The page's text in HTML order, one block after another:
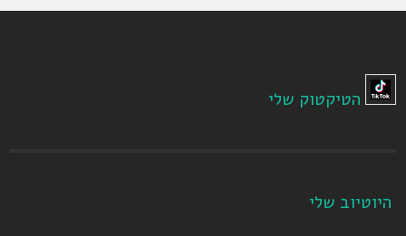
הטיקטוק שלי
היוטיוב שלי